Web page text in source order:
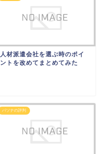
人材派遣会社を選ぶ時のポイ
ントを改めてまとめてみた
パソナの評判